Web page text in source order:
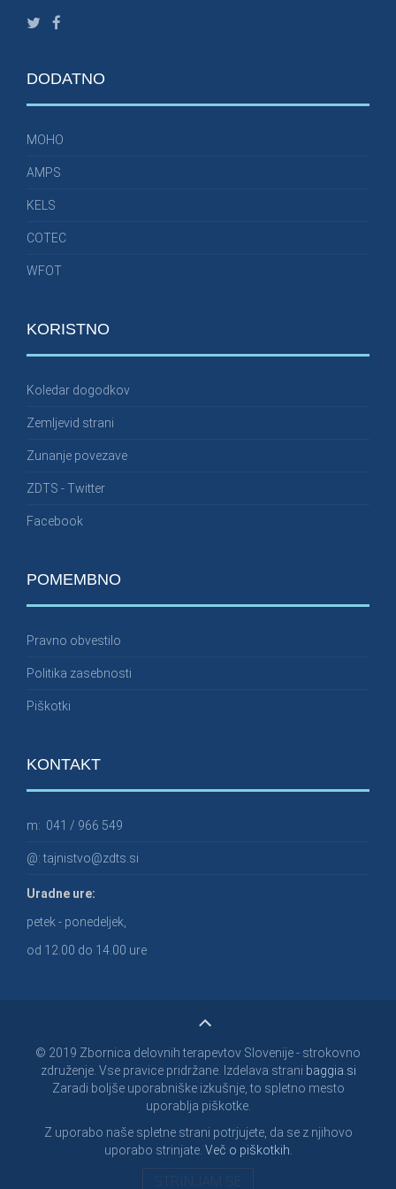
DODATNO
MOHO
AMPS
KELS
COTEC
WFOT
KORISTNO
Koledar dogodkov
Zemljevid strani
Zunanje povezave
ZDTS - Twitter
Facebook
POMEMBNO
Pravno obvestilo
Politika zasebnosti
Piškotki
KONTAKT
m: 041 / 966 549
@:tajnistvo@zdts.si
Uradne ure:
petek - ponedeljek,
od 12.00 do 14.00 ure
© 2019 Zbornica delovnih terapevtov Slovenije - strokovno
združenje. Vse pravice pridržane. Izdelava strani baggia.si
Zaradi boljše uporabniške izkušnje, to spletno mesto
uporablja piškotke.
Z uporabo naše spletne strani potrjujete, da se z njihovo
uporabo strinjate. Več o piškotkih.
STRINJAM SE